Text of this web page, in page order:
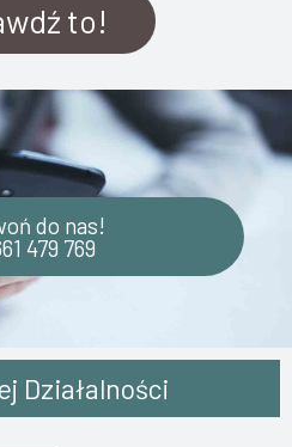
to!
do nas!
479 769
Działalności